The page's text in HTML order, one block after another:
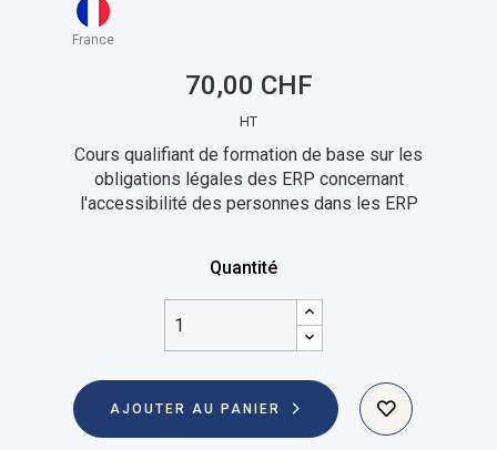
France
70,00 CHF
HT
Cours qualifiant de formation de base sur les
obligations légales des ERP concernant
l'accessibilité des personnes dans les ERP
Quantité
AJOUTER AU PANIER